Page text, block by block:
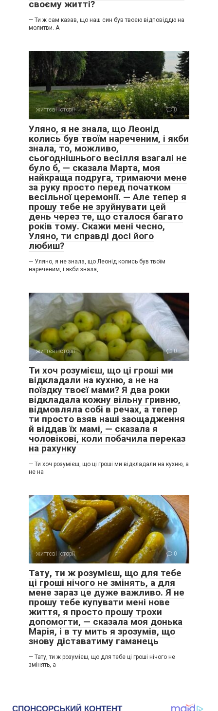
своєму житті?
— Ти ж сам казав, що наш син був твоєю відповіддю на
молитви. А
життєві історії 0
Уляно, я не знала, що Леонід
колись був твоїм нареченим, і якби
знала, то, можливо,
сьогоднішнього весілля взагалі не
було б, — сказала Марта, моя
найкраща подруга, тримаючи мене
за руку просто перед початком
весільної церемонії. — Але тепер я
прошу тебе не зруйнувати цей
день через те, що сталося багато
років тому. Скажи мені чесно,
Уляно, ти справді досі його
любиш?
— Уляно, я не знала, що Леонід колись був твоїм
нареченим, і якби знала,
життєві історії 0
Ти хоч розумієш, що ці гроші ми
відкладали на кухню, а не на
поїздку твоєї мами? Я два роки
відкладала кожну вільну гривню,
відмовляла собі в речах, а тепер
ти просто взяв наші заощадження
й віддав їх мамі, — сказала я
чоловікові, коли побачила переказ
на рахунку
— Ти хоч розумієш, що ці гроші ми відкладали на кухню, а
не на
життєві історії 0
Тату, ти ж розумієш, що для тебе
ці гроші нічого не змінять, а для
мене зараз це дуже важливо. Я не
прошу тебе купувати мені нове
життя, я просто прошу трохи
допомогти, — сказала моя донька
Марія, і в ту мить я зрозумів, що
знову діставатиму гаманець
— Тату, ти ж розумієш, що для тебе ці гроші нічого не
змінять, а